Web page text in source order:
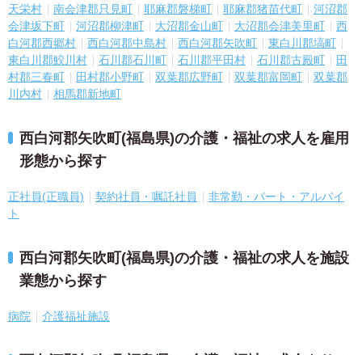
天栄村
南会津郡只見町 耶麻郡磐梯町 耶麻郡猪苗代町
河沼郡
会津坂下町
河沼郡柳津町 大沼郡金山町 大沼郡会津美里町
西
白河郡西郷村
西白河郡中島村 西白河郡矢吹町
東白川郡塙町
東白川郡鮫川村
石川郡石川町 石川郡平田村 石川郡古殿町
田
村郡三春町
田村郡小野町 双葉郡広野町 双葉郡富岡町
双葉郡
川内村
相馬郡新地町
西白河郡矢吹町(福島県)の介護・福祉の求人を雇用
形態から探す
正社員(正職員) 契約社員・嘱託社員
非常勤・パート・アルバイ
ト
西白河郡矢吹町(福島県)の介護・福祉の求人を施設
業態から探す
病院 介護福祉施設